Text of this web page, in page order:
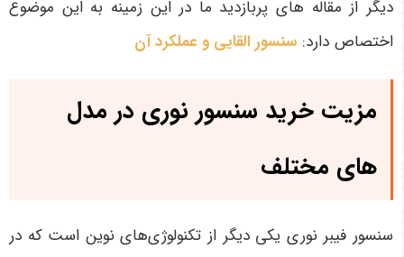
دیگر از مقاله های پربازدید ما در این زمینه به این موضوع
اختصاص دارد: سنسور القایی و عملکرد آن
مزیت خرید سنسور نوری در مدل
های مختلف
سنسور فیبر نوری یکی دیگر از تکنولوژی‌های نوین است که در